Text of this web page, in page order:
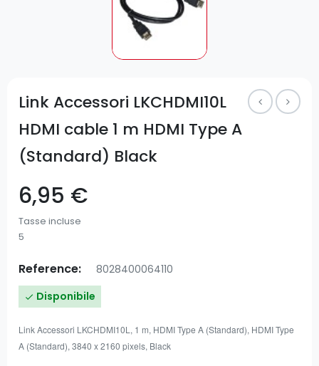
Link Accessori LKCHDMI10L
HDMI cable 1 m HDMI Type A
(Standard) Black
6,95 €
Tasse incluse
5
Reference: 8028400064110
 Disponibile
Link Accessori LKCHDMI10L, 1 m, HDMI Type A (Standard), HDMI Type
A (Standard), 3840 x 2160 pixels, Black